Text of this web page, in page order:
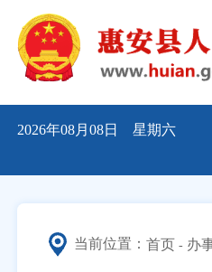
2026年08月08日 星期六
当前位置： 首页 办